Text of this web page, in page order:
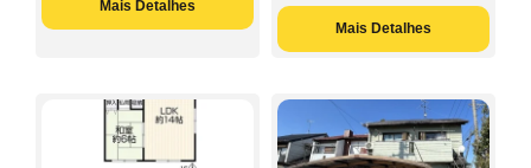
Mais Detalhes
Mais Detalhes